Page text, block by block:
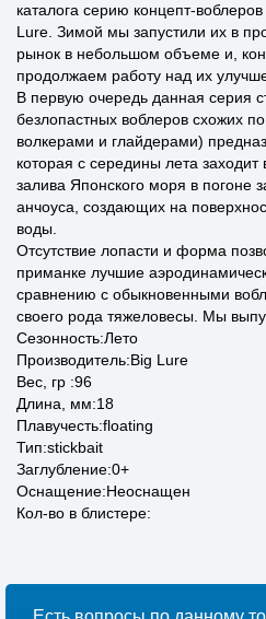
каталога серию концепт-
Lure. Зимой мы запустили их в
рынок в небольшом объеме и,
продолжаем работу над их
В первую очередь данная серия
безлопастных воблеров схожих
волкерами и глайдерами)
которая с середины лета заходит
залива Японского моря в погоне
анчоуса, создающих на
воды.
Отсутствие лопасти и форма
приманке лучшие
сравнению с обыкновенными
своего рода тяжеловесы. Мы
Сезонность:Лето
Производитель:Big Lure
Вес, гр :96
Длина, мм:18
Плавучесть:floating
Тип:stickbait
Заглубление:0+
Оснащение:Неоснащен
Кол-во в блистере: